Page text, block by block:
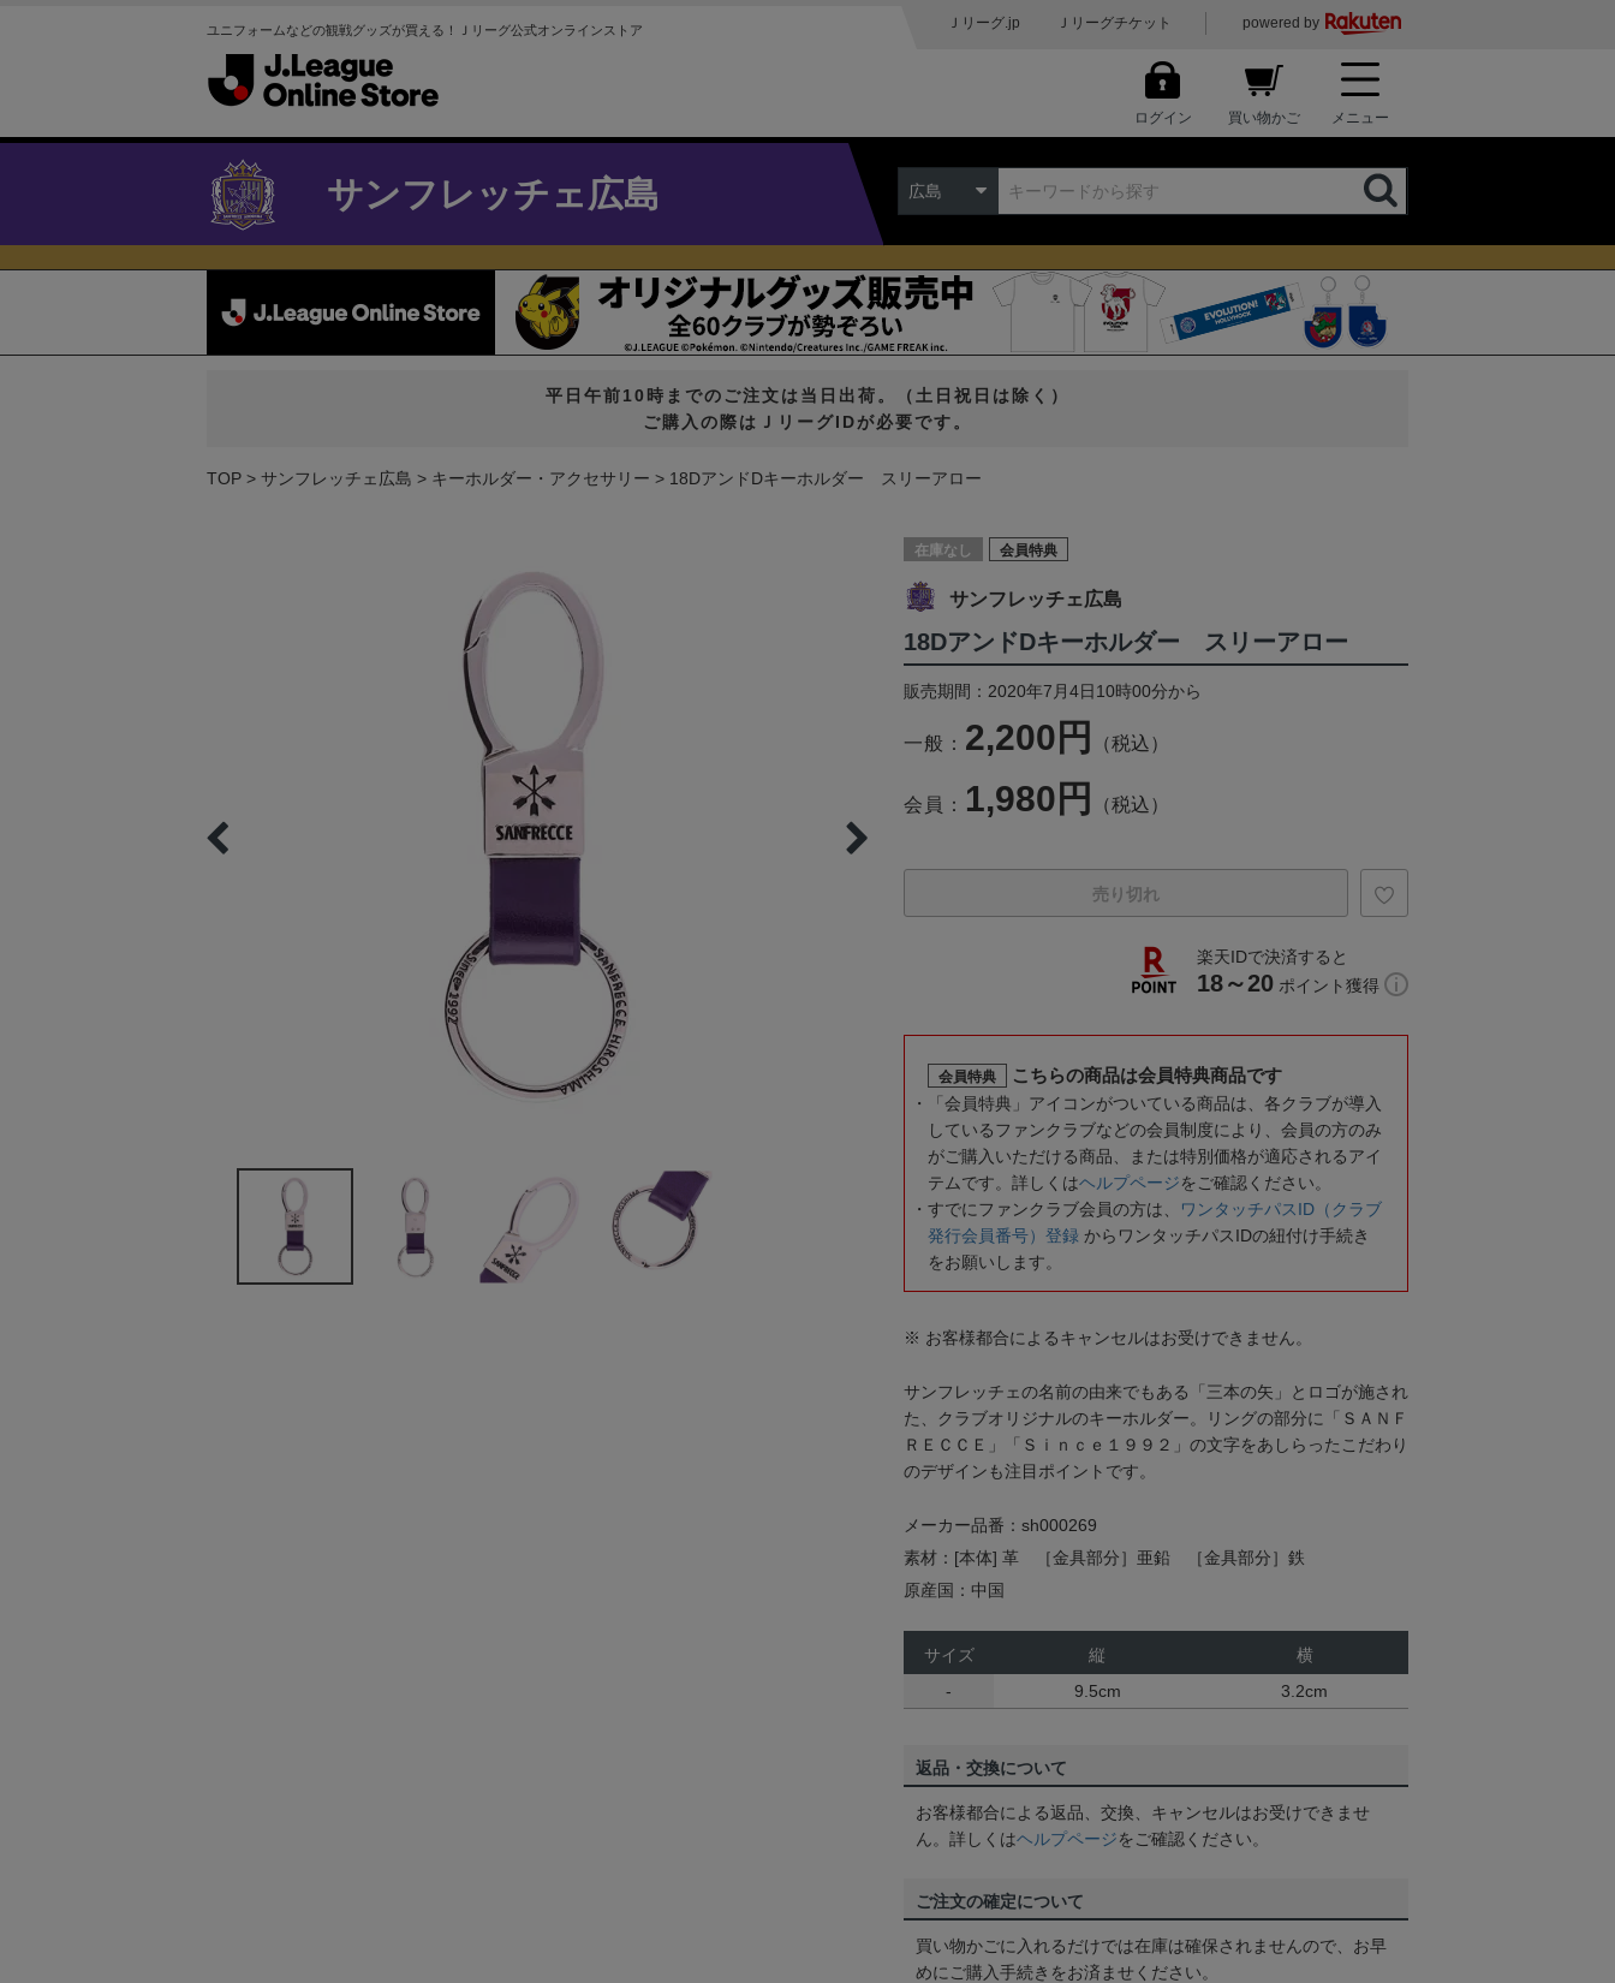
ユニフォームなどの観戦グッズが買える！Ｊリーグ公式オンラインストア Ｊリーグ.jp Ｊリーグチケット powered by
ログイン 買い物かご メニュー
サンフレッチェ広島 広島
平日午前10時までのご注文は当日出荷。（土日祝日は除く）
ご購入の際はＪリーグIDが必要です。
TOP サンフレッチェ広島 キーホルダー・アクセサリー 18DアンドDキーホルダー スリーアロー
在庫なし 会員特典
サンフレッチェ広島
18DアンドDキーホルダー スリーアロー
販売期間：2020年7月4日10時00分から
一般： 2,200円 （税込）
会員： 1,980円 （税込）
売り切れ
楽天IDで決済すると
18～20 ポイント獲得
会員特典 こちらの商品は会員特典商品です
「会員特典」アイコンがついている商品は、各クラブが導入
しているファンクラブなどの会員制度により、会員の方のみ
がご購入いただける商品、または特別価格が適応されるアイ
テムです。詳しくはヘルプページをご確認ください。
すでにファンクラブ会員の方は、
ワンタッチパスID（クラブ
発行会員番号）登録 からワンタッチパスIDの紐付け手続き
をお願いします。
※ お客様都合によるキャンセルはお受けできません。
サンフレッチェの名前の由来でもある「三本の矢」とロゴが施され
た、クラブオリジナルのキーホルダー。リングの部分に「ＳＡＮＦ
ＲＥＣＣＥ」「Ｓｉｎｃｅ１９９２」の文字をあしらったこだわり
のデザインも注目ポイントです。
メーカー品番：sh000269
素材：[本体] 革 ［金具部分］亜鉛 ［金具部分］鉄
原産国：中国
サイズ 縦
横
-
9.5cm 3.2cm
返品・交換について
お客様都合による返品、交換、キャンセルはお受けできませ
ん。詳しくはヘルプページをご確認ください。
ご注文の確定について
買い物かごに入れるだけでは在庫は確保されませんので、お早
めにご購入手続きをお済ませください。